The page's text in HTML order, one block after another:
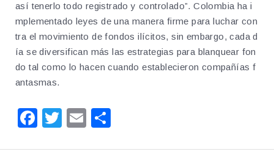
así tenerlo todo registrado y controlado”. Colombia ha i
mplementado leyes de una manera firme para luchar con
tra el movimiento de fondos ilícitos, sin embargo, cada d
ía se diversifican más las estrategias para blanquear fon
do tal como lo hacen cuando establecieron compañías f
antasmas.
F
c
T
tt
E
ai ar